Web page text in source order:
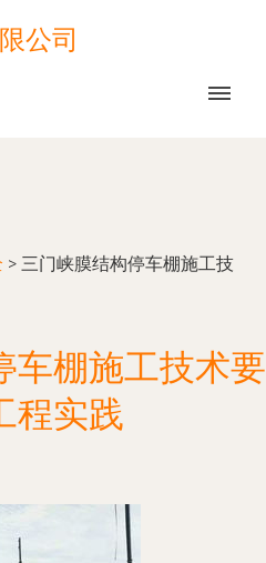
公司
> 三门峡膜结构停车棚施工技
车棚施工技术要
程实践